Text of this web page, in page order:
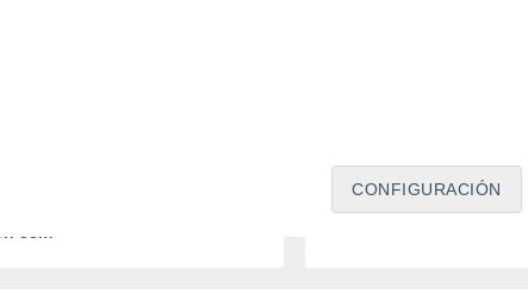
CONFIGURACIÓN